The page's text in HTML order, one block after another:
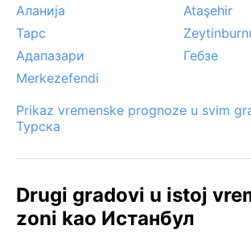
Аланија
Ataşehir
Тарс
Адапазари
Гебзе
Merkezefendi
Prikaz vremenske prognoze u svim
Турска
Drugi gradovi u istoj
zoni kao Истанбул